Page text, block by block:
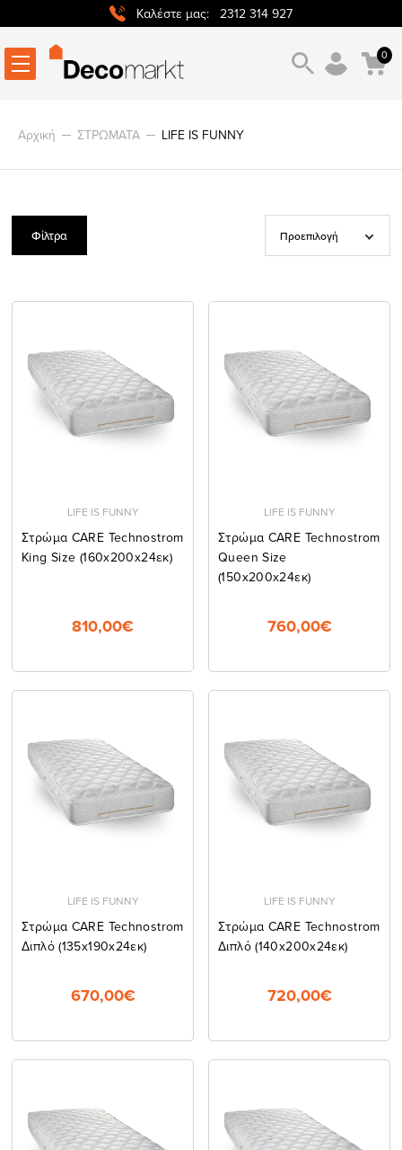
Καλέστε μας: 2312 314 927
0
Αρχική ΣΤΡΩΜΑΤΑ LIFE IS FUNNY
Φίλτρα
LIFE IS FUNNY
Στρώμα CARE Technostrom
King Size (160x200x24εκ)
810,00€
LIFE IS FUNNY
Στρώμα CARE Technostrom
Queen Size
(150x200x24εκ)
760,00€
LIFE IS FUNNY
Στρώμα CARE Technostrom
Διπλό (135x190x24εκ)
670,00€
LIFE IS FUNNY
Στρώμα CARE Technostrom
Διπλό (140x200x24εκ)
720,00€